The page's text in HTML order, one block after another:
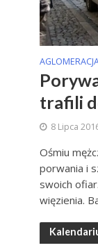
trafili
8 Lipca
Ośmiu
porwania i
swoich
więzienia.